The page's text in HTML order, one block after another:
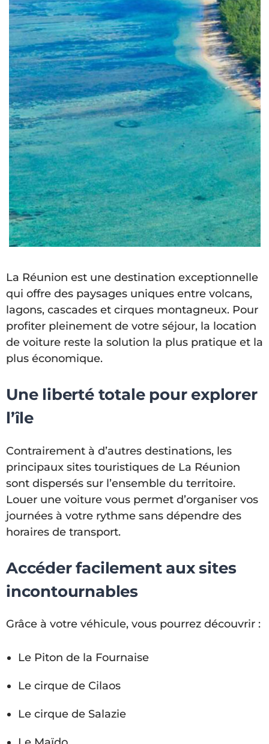
La Réunion est une destination exceptionnelle
qui offre des paysages uniques entre volcans,
lagons, cascades et cirques montagneux. Pour
profiter pleinement de votre séjour, la location
de voiture reste la solution la plus pratique et la
plus économique.
Une liberté totale pour explorer
l’île
Contrairement à d’autres destinations, les
principaux sites touristiques de La Réunion
sont dispersés sur l’ensemble du territoire.
Louer une voiture vous permet d’organiser vos
journées à votre rythme sans dépendre des
horaires de transport.
Accéder facilement aux sites
incontournables
Grâce à votre véhicule, vous pourrez découvrir :
Le Piton de la Fournaise
Le cirque de Cilaos
Le cirque de Salazie